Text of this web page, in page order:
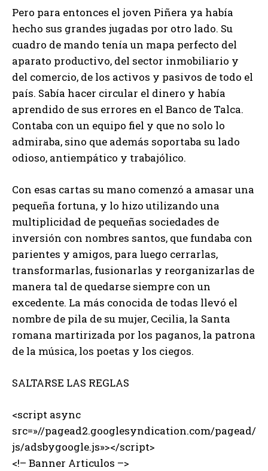
Pero para entonces el joven Piñera ya había
hecho sus grandes jugadas por otro lado. Su
cuadro de mando tenía un mapa perfecto del
aparato productivo, del sector inmobiliario y
del comercio, de los activos y pasivos de todo el
país. Sabía hacer circular el dinero y había
aprendido de sus errores en el Banco de Talca.
Contaba con un equipo fiel y que no solo lo
admiraba, sino que además soportaba su lado
odioso, antiempático y trabajólico.
Con esas cartas su mano comenzó a amasar una
pequeña fortuna, y lo hizo utilizando una
multiplicidad de pequeñas sociedades de
inversión con nombres santos, que fundaba con
parientes y amigos, para luego cerrarlas,
transformarlas, fusionarlas y reorganizarlas de
manera tal de quedarse siempre con un
excedente. La más conocida de todas llevó el
nombre de pila de su mujer, Cecilia, la Santa
romana martirizada por los paganos, la patrona
de la música, los poetas y los ciegos.
SALTARSE LAS REGLAS
<script async
src=»//pagead2.googlesyndication.com/pagead/
js/adsbygoogle.js»></script>
<!– Banner Articulos –>